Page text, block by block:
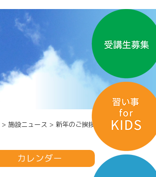
> 施設ニュース > 新年のご挨拶
カレンダー